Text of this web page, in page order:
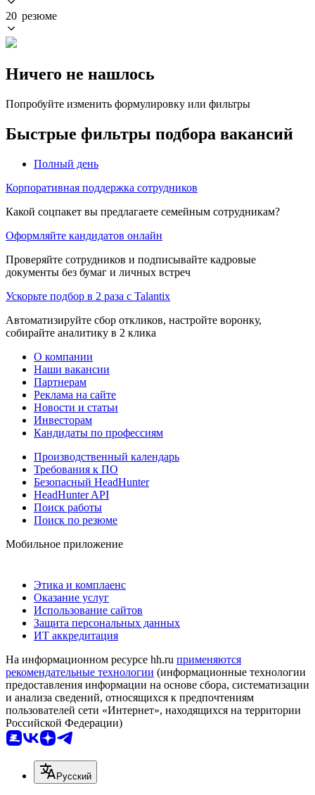
20 резюме
Ничего не нашлось
Попробуйте изменить формулировку или фильтры
Быстрые фильтры подбора вакансий
Полный день
Корпоративная поддержка сотрудников
Какой соцпакет вы предлагаете семейным сотрудникам?
Оформляйте кандидатов онлайн
Проверяйте сотрудников и подписывайте кадровые
документы без бумаг и личных встреч
Ускорьте подбор в 2 раза с Talantix
Автоматизируйте сбор откликов, настройте воронку,
собирайте аналитику в 2 клика
О компании
Наши вакансии
Партнерам
Реклама на сайте
Новости и статьи
Инвесторам
Кандидаты по профессиям
Производственный календарь
Требования к ПО
Безопасный HeadHunter
HeadHunter API
Поиск работы
Поиск по резюме
Мобильное приложение
Этика и комплаенс
Оказание услуг
Использование сайтов
Защита персональных данных
ИТ аккредитация
На информационном ресурсе hh.ru применяются
рекомендательные технологии (информационные технологии
предоставления информации на основе сбора, систематизации
и анализа сведений, относящихся к предпочтениям
пользователей сети «Интернет», находящихся на территории
Российской Федерации)
Русский